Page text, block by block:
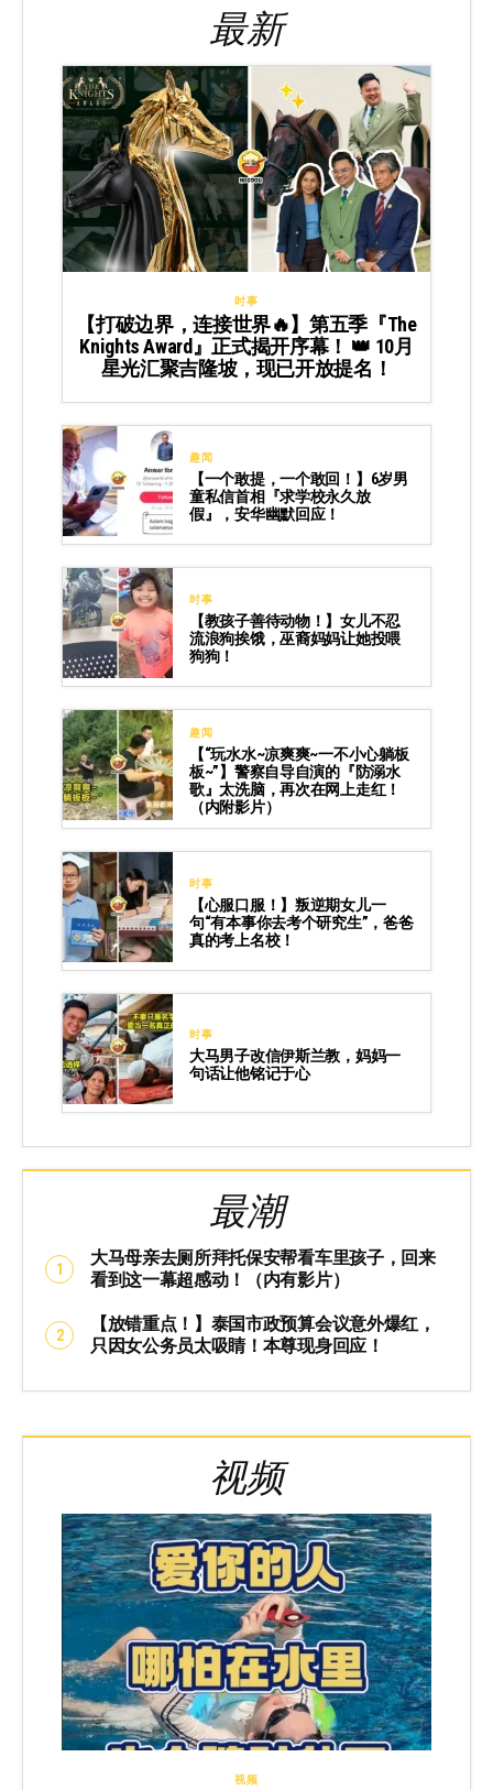
最新
时事
【打破边界，连接世界🔥】第五季『The
Knights Award』正式揭开序幕！ 👑 10月
星光汇聚吉隆坡，现已开放提名！
趣闻
【一个敢提，一个敢回！】6岁男
童私信首相『求学校永久放
假』，安华幽默回应！
时事
【教孩子善待动物！】女儿不忍
流浪狗挨饿，巫裔妈妈让她投喂
狗狗！
趣闻
【“玩水水~凉爽爽~一不小心躺板
板~”】警察自导自演的『防溺水
歌』太洗脑，再次在网上走红！
（内附影片）
时事
【心服口服！】叛逆期女儿一
句“有本事你去考个研究生”，爸爸
真的考上名校！
时事
大马男子改信伊斯兰教，妈妈一
句话让他铭记于心
最潮
大马母亲去厕所拜托保安帮看车里孩子，回来
看到这一幕超感动！（内有影片）
【放错重点！】泰国市政预算会议意外爆红，
只因女公务员太吸睛！本尊现身回应！
视频
视频